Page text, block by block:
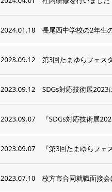
2024.01.18 長尾西中学校の2年生
2023.09.12 第3回たまゆらフェス
2023.09.12 SDGs対応技術展2023
2023.09.07 『SDGs対応技術展
2023.09.07 『第3回たまゆらフ
2023.07.10 枚方市合同就職面接会